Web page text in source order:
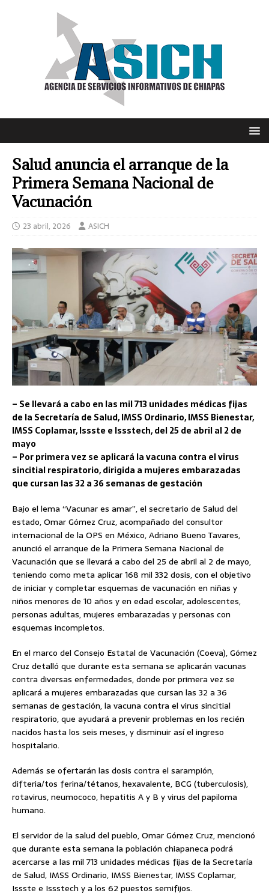
Salud anuncia el arranque de la
Primera Semana Nacional de
Vacunación
23 abril, 2026 ASICH
– Se llevará a cabo en las mil 713 unidades médicas fijas
de la Secretaría de Salud, IMSS Ordinario, IMSS Bienestar,
IMSS Coplamar, Issste e Issstech, del 25 de abril al 2 de
mayo
– Por primera vez se aplicará la vacuna contra el virus
sincitial respiratorio, dirigida a mujeres embarazadas
que cursan las 32 a 36 semanas de gestación
Bajo el lema “Vacunar es amar”, el secretario de Salud del
estado, Omar Gómez Cruz, acompañado del consultor
internacional de la OPS en México, Adriano Bueno Tavares,
anunció el arranque de la Primera Semana Nacional de
Vacunación que se llevará a cabo del 25 de abril al 2 de mayo,
teniendo como meta aplicar 168 mil 332 dosis, con el objetivo
de iniciar y completar esquemas de vacunación en niñas y
niños menores de 10 años y en edad escolar, adolescentes,
personas adultas, mujeres embarazadas y personas con
esquemas incompletos.
En el marco del Consejo Estatal de Vacunación (Coeva), Gómez
Cruz detalló que durante esta semana se aplicarán vacunas
contra diversas enfermedades, donde por primera vez se
aplicará a mujeres embarazadas que cursan las 32 a 36
semanas de gestación, la vacuna contra el virus sincitial
respiratorio, que ayudará a prevenir problemas en los recién
nacidos hasta los seis meses, y disminuir así el ingreso
hospitalario.
Además se ofertarán las dosis contra el sarampión,
difteria/tos ferina/tétanos, hexavalente, BCG (tuberculosis),
rotavirus, neumococo, hepatitis A y B y virus del papiloma
humano.
El servidor de la salud del pueblo, Omar Gómez Cruz, mencionó
que durante esta semana la población chiapaneca podrá
acercarse a las mil 713 unidades médicas fijas de la Secretaría
de Salud, IMSS Ordinario, IMSS Bienestar, IMSS Coplamar,
Issste e Issstech y a los 62 puestos semifijos.